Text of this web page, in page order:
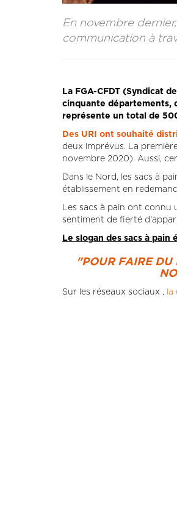
En novembre
communication à
La FGA-CFDT (Syndicat
cinquante départements,
représente un total de
Des URI ont souhaité
deux imprévus. La
novembre 2020). Aussi,
Dans le Nord, les sacs à
établissement en
Les sacs à pain ont
sentiment de fierté
Le slogan des sacs à pain
"POUR FAIRE DU
Sur les réseaux sociaux , la